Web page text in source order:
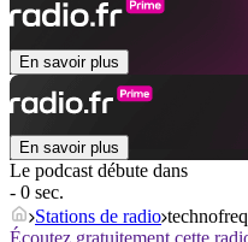
En savoir plus
En savoir plus
Le podcast débute dans
- 0 sec.
Stations de radio